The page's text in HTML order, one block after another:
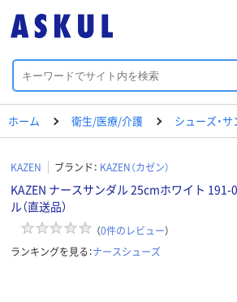
ホーム 衛生/医療/介護 シューズ・
KAZEN ブランド： KAZEN（カゼン）
KAZEN ナースサンダル 25cmホワイト
ル（直送品）
（0件のレビュー）
ランキングを見る：ナースシューズ